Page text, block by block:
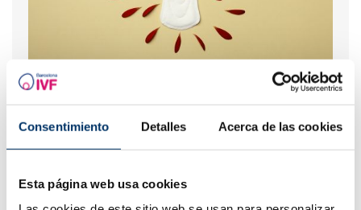
Consentimiento Detalles Acerca de las cookies
Esta página web usa cookies
Flujo marrón: causas, relación con la regla y el